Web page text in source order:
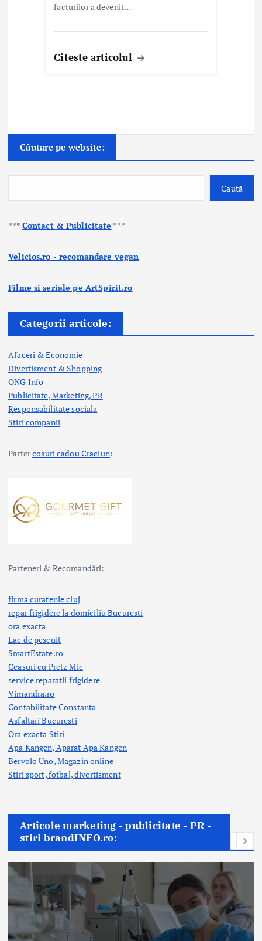
facturilor a devenit…
Citeste articolul
Căutare pe website:
Caută
*** Contact & Publicitate ***
Velicios.ro - recomandare vegan
Filme si seriale pe ArtSpirit.ro
Categorii articole:
Afaceri & Economie
Divertisment & Shopping
ONG Info
Publicitate, Marketing, PR
Responsabilitate sociala
Stiri companii
Partercosuri cadou Craciun:
Parteneri & Recomandări:
firma curatenie cluj
repar frigidere la domiciliu Bucuresti
ora exacta
Lac de pescuit
SmartEstate.ro
Ceasuri cu Pretz Mic
service reparatii frigidere
Vimandra.ro
Contabilitate Constanta
Asfaltari Bucuresti
Ora exacta Stiri
Apa Kangen, Aparat Apa Kangen
Bervolo Uno, Magazin online
Stiri sport, fotbal,divertisment
Articole marketing - publicitate - PR -
stiri brandINFO.ro: